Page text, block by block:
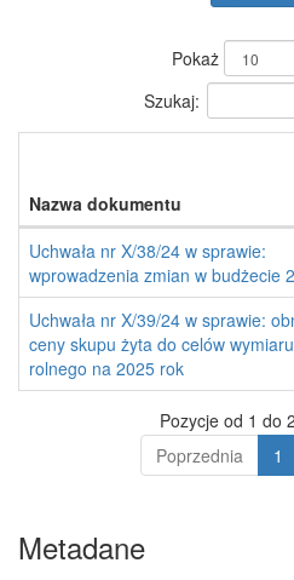
Pokaż
Szukaj:
Nazwa dokumentu
Uchwała nr X/38/24 w sprawie:
wprowadzenia zmian w budżecie
Uchwała nr X/39/24 w sprawie:
ceny skupu żyta do celów
rolnego na 2025 rok
Pozycje od 1 do
Poprzednia
1
Metadane